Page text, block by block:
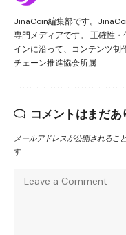
JinaCoin編集部です。
専門メディアです。 正確性
インに沿って、コンテンツ制
チェーン推進協会所属
コメントはまだあ
メールアドレスが公開されるこ
す